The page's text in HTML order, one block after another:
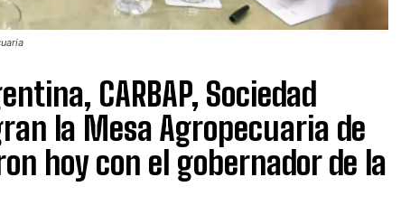
CARBAP, Sociedad
la Mesa Agropecuaria de
hoy con el gobernador de la